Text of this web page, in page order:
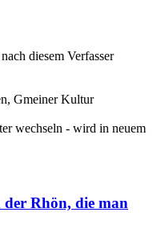
diesem Verfasser
Gmeiner Kultur
wechseln - wird in neuem
der Rhön, die man